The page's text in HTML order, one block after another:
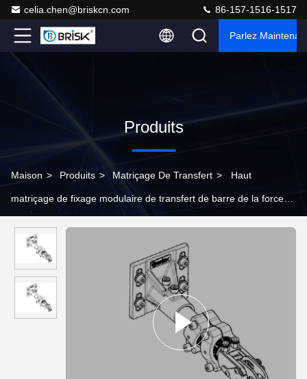
celia.chen@briskcn.com 86-157-1516-1517
Parlez
Produits
Maison > Produits > Matriçage De Transfert > Haut
matriçage de fixage modulaire de transfert de barre de la force